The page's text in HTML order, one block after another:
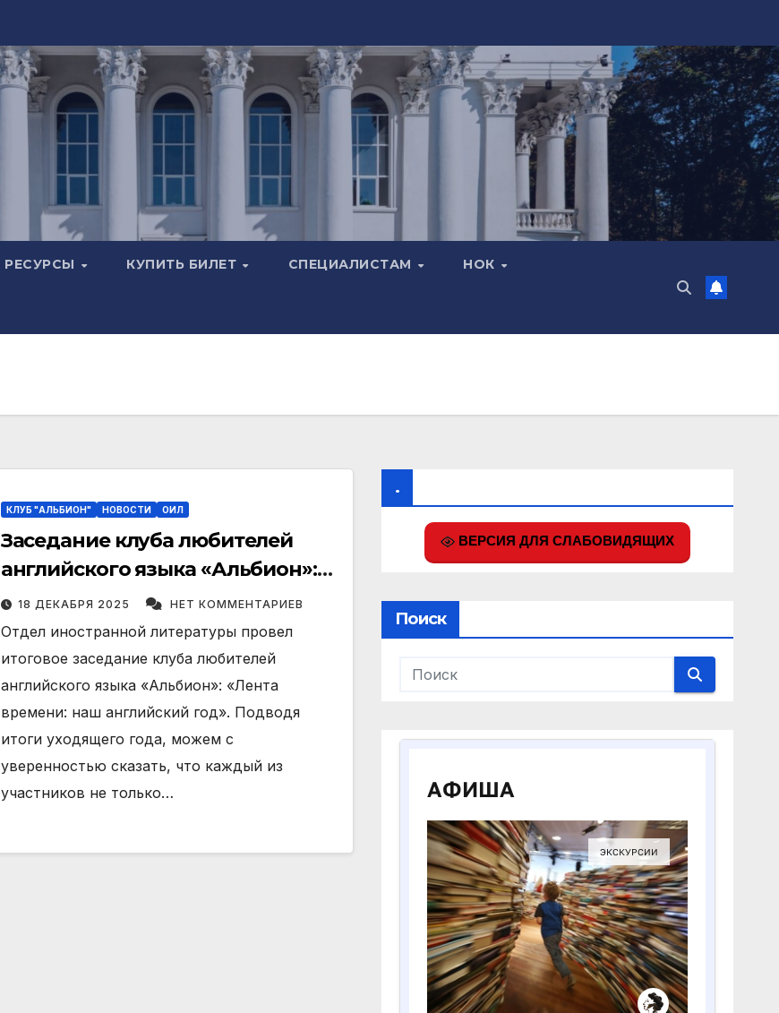
РЕСУРСЫ КУПИТЬ БИЛЕТ СПЕЦИАЛИСТАМ НОК
КЛУБ "АЛЬБИОН" НОВОСТИ ОИЛ
Заседание клуба любителей
английского языка «Альбион»:
«Лента времени: наш
английский год»
18 ДЕКАБРЯ 2025 НЕТ КОММЕНТАРИЕВ
Отдел иностранной литературы провел
итоговое заседание клуба любителей
английского языка «Альбион»: «Лента
времени: наш английский год». Подводя
итоги уходящего года, можем с
уверенностью сказать, что каждый из
участников не только…
.
ВЕРСИЯ ДЛЯ СЛАБОВИДЯЩИХ
Поиск